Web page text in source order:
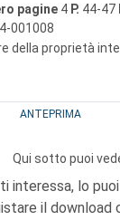
pagine 4 P. 44-47
001008
della proprietà
ANTEPRIMA
Qui sotto puoi
interessa, lo
il download